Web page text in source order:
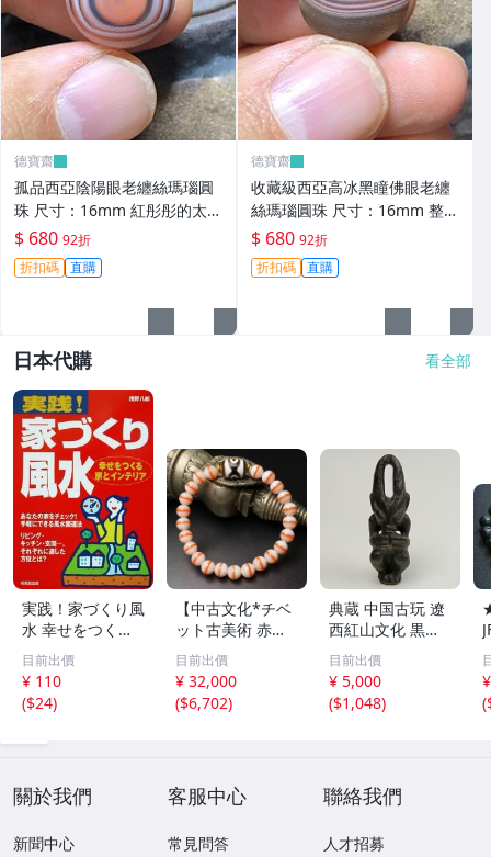
德寶齋
孤品西亞陰陽眼老纏絲瑪瑙圓
珠 尺寸：16mm 紅彤彤的太陽
眼黑瞳天眼，呈現陰 天珠 瑪瑙
古玩 二手【德寶齋】6343
$ 680 92折
折扣碼 直購
德寶齋
收藏級西亞高冰黑瞳佛眼老纏
絲瑪瑙圓珠 尺寸：16mm 整顆
珠子通體高冰，只有 天珠 瑪瑙
古玩 二手【德寶齋】6344
$ 680 92折
折扣碼 直購
日本代購 看全部
実践！家づくり風
水 幸せをつくる
家とインテリア/
浅野八郎(著者)
目前出價
¥ 110
($24)
【中古文化*チベ
ット古美術 赤縞
天眼瑪瑙丸珠 天
地天珠組み合わせ
ブレスレット 縞
瑪瑙 古玩 アンテ
目前出價
¥ 32,000
($6,702)
典蔵 中国古玩 遼
西紅山文化 黒曜
石 黒皮玉 太陽神
祈祷像 唐物 骨董
品 古美術 古玉 彫
刻 時代物 魔除け
目前出價
¥ 5,000
($1,048)
(
關於我們
新聞中心
客服中心
常見問答
聯絡我們
人才招募